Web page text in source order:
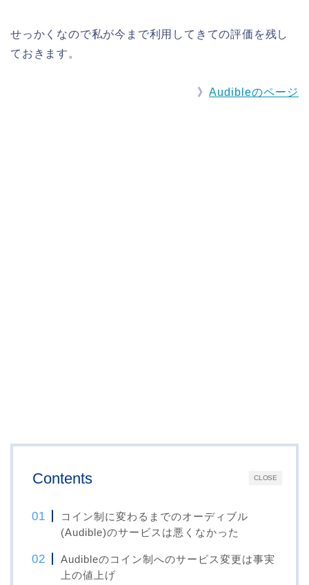
せっかくなので私が今まで利用してきての評価を残し
ておきます。
》 Audibleのページ
CLOSE
Contents
コイン制に変わるまでのオーディブル
(Audible)のサービスは悪くなかった
Audibleのコイン制へのサービス変更は事実
上の値上げ